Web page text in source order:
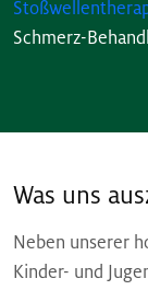
Schmerz-
Was uns
Neben unserer
Kinder- und